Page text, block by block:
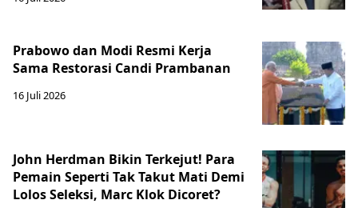
Prabowo dan Modi Resmi Kerja
Sama Restorasi Candi Prambanan
16 Juli 2026
John Herdman Bikin Terkejut! Para
Pemain Seperti Tak Takut Mati Demi
Lolos Seleksi, Marc Klok Dicoret?